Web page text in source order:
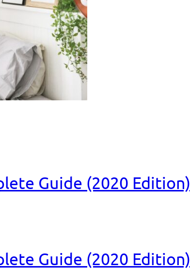
Guide (2020 Edition)
Guide (2020 Edition)